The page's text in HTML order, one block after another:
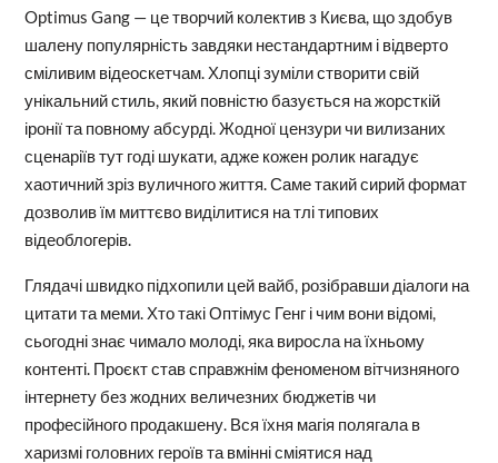
Optimus Gang — це творчий колектив з Києва, що здобув
шалену популярність завдяки нестандартним і відверто
сміливим відеоскетчам. Хлопці зуміли створити свій
унікальний стиль, який повністю базується на жорсткій
іронії та повному абсурді. Жодної цензури чи вилизаних
сценаріїв тут годі шукати, адже кожен ролик нагадує
хаотичний зріз вуличного життя. Саме такий сирий формат
дозволив їм миттєво виділитися на тлі типових
відеоблогерів.
Глядачі швидко підхопили цей вайб, розібравши діалоги на
цитати та меми. Хто такі Оптімус Генг і чим вони відомі,
сьогодні знає чимало молоді, яка виросла на їхньому
контенті. Проєкт став справжнім феноменом вітчизняного
інтернету без жодних величезних бюджетів чи
професійного продакшену. Вся їхня магія полягала в
харизмі головних героїв та вмінні сміятися над